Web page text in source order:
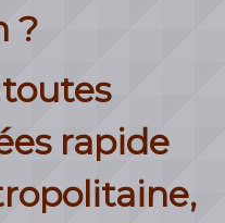
?
rapide